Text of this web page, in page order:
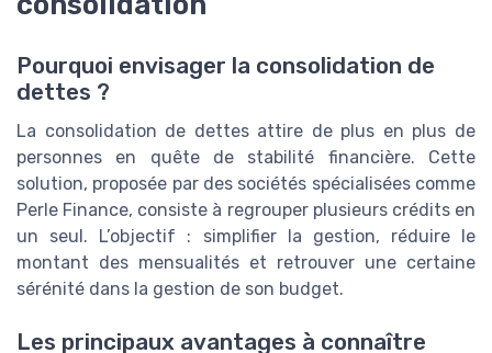
Pourquoi envisager la consolidation de
dettes ?
La consolidation de dettes attire de plus en plus de
personnes en quête de stabilité financière. Cette
solution, proposée par des sociétés spécialisées comme
Perle Finance, consiste à regrouper plusieurs crédits en
un seul. L’objectif : simplifier la gestion, réduire le
montant des mensualités et retrouver une certaine
sérénité dans la gestion de son budget.
Les principaux avantages à connaître